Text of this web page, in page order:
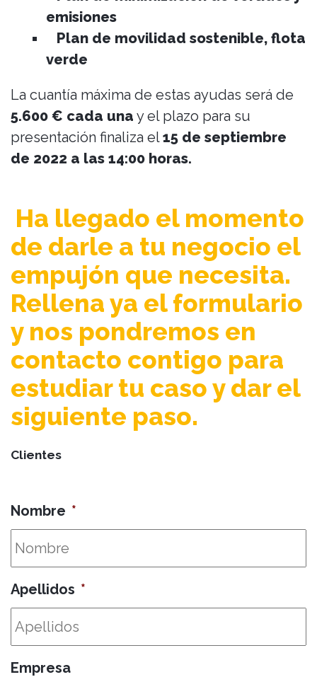
emisiones
Plan de movilidad sostenible, flota
verde
La cuantía máxima de estas ayudas será de
5.600 € cada una y el plazo para su
presentación finaliza el15 de septiembre
de 2022 a las 14:00 horas.
Ha llegado el momento
de darle a tu negocio el
empujón que necesita.
Rellena ya el formulario
y nos pondremos en
contacto contigo para
estudiar tu caso y dar el
siguiente paso.
Clientes
Nombre *
Apellidos *
Empresa